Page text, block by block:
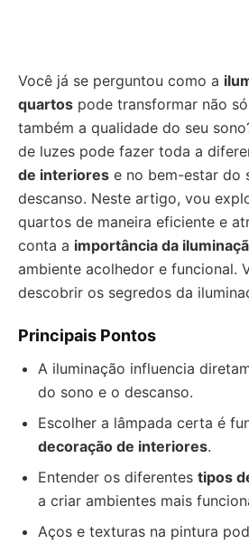
Você já se perguntou como a
quartos pode transformar não
também a qualidade do seu
de luzes pode fazer toda a
de interiores e no bem-estar do
descanso. Neste artigo, vou
quartos de maneira eficiente e
conta a importância da
ambiente acolhedor e funcional.
descobrir os segredos da
Principais Pontos
A iluminação influencia
do sono e o descanso.
Escolher a lâmpada certa é
decoração de interiores.
Entender os diferentes tipos
a criar ambientes mais
Aços e texturas na pintura